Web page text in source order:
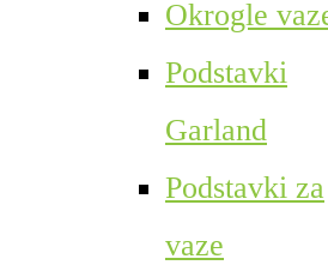
Okrogle
Podstavki
Garland
Podstavki za
vaze